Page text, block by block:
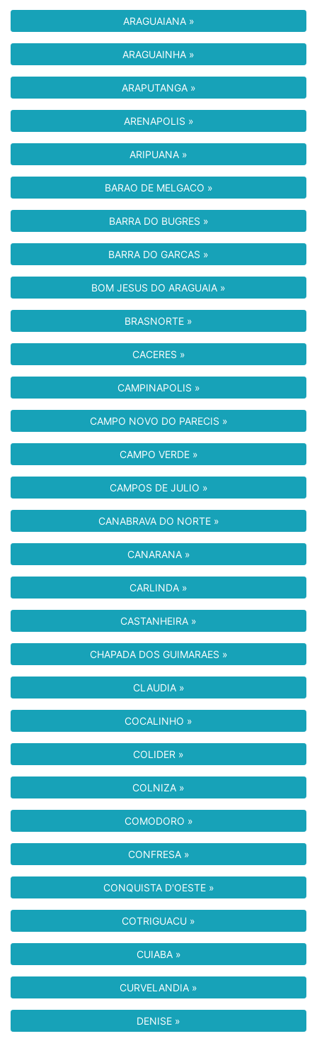
ARAGUAIANA »
ARAGUAINHA »
ARAPUTANGA »
ARENAPOLIS »
ARIPUANA »
BARAO DE MELGACO »
BARRA DO BUGRES »
BARRA DO GARCAS »
BOM JESUS DO ARAGUAIA »
BRASNORTE »
CACERES »
CAMPINAPOLIS »
CAMPO NOVO DO PARECIS »
CAMPO VERDE »
CAMPOS DE JULIO »
CANABRAVA DO NORTE »
CANARANA »
CARLINDA »
CASTANHEIRA »
CHAPADA DOS GUIMARAES »
CLAUDIA »
COCALINHO »
COLIDER »
COLNIZA »
COMODORO »
CONFRESA »
CONQUISTA D'OESTE »
COTRIGUACU »
CUIABA »
CURVELANDIA »
DENISE »